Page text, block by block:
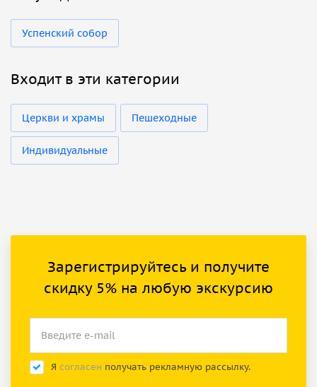
Успенский собор
Входит в эти категории
Церкви и храмы Пешеходные
Индивидуальные
Зарегистрируйтесь и получите
скидку 5% на любую экскурсию
Я согласен получать рекламную рассылку.